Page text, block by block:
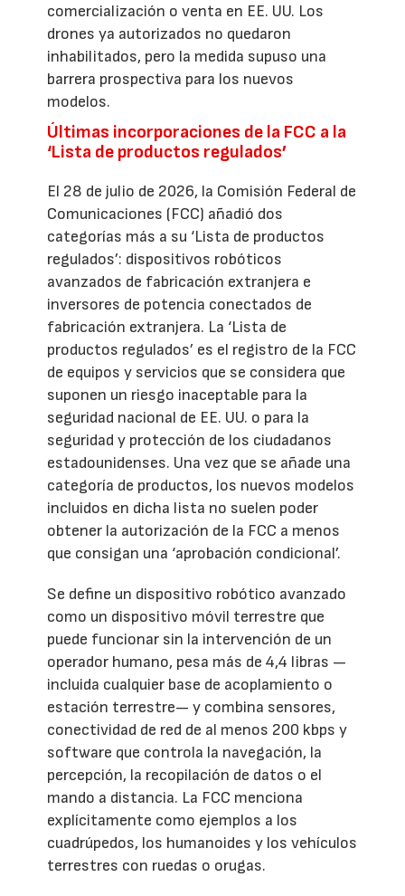
comercialización o venta en EE. UU. Los
drones ya autorizados no quedaron
inhabilitados, pero la medida supuso una
barrera prospectiva para los nuevos
modelos.
Últimas incorporaciones de la FCC a la
‘Lista de productos regulados’
El 28 de julio de 2026, la Comisión Federal de
Comunicaciones (FCC) añadió dos
categorías más a su ‘Lista de productos
regulados’: dispositivos robóticos
avanzados de fabricación extranjera e
inversores de potencia conectados de
fabricación extranjera. La ‘Lista de
productos regulados’ es el registro de la FCC
de equipos y servicios que se considera que
suponen un riesgo inaceptable para la
seguridad nacional de EE. UU. o para la
seguridad y protección de los ciudadanos
estadounidenses. Una vez que se añade una
categoría de productos, los nuevos modelos
incluidos en dicha lista no suelen poder
obtener la autorización de la FCC a menos
que consigan una ‘aprobación condicional’.
Se define un dispositivo robótico avanzado
como un dispositivo móvil terrestre que
puede funcionar sin la intervención de un
operador humano, pesa más de 4,4 libras —
incluida cualquier base de acoplamiento o
estación terrestre— y combina sensores,
conectividad de red de al menos 200 kbps y
software que controla la navegación, la
percepción, la recopilación de datos o el
mando a distancia. La FCC menciona
explícitamente como ejemplos a los
cuadrúpedos, los humanoides y los vehículos
terrestres con ruedas o orugas.